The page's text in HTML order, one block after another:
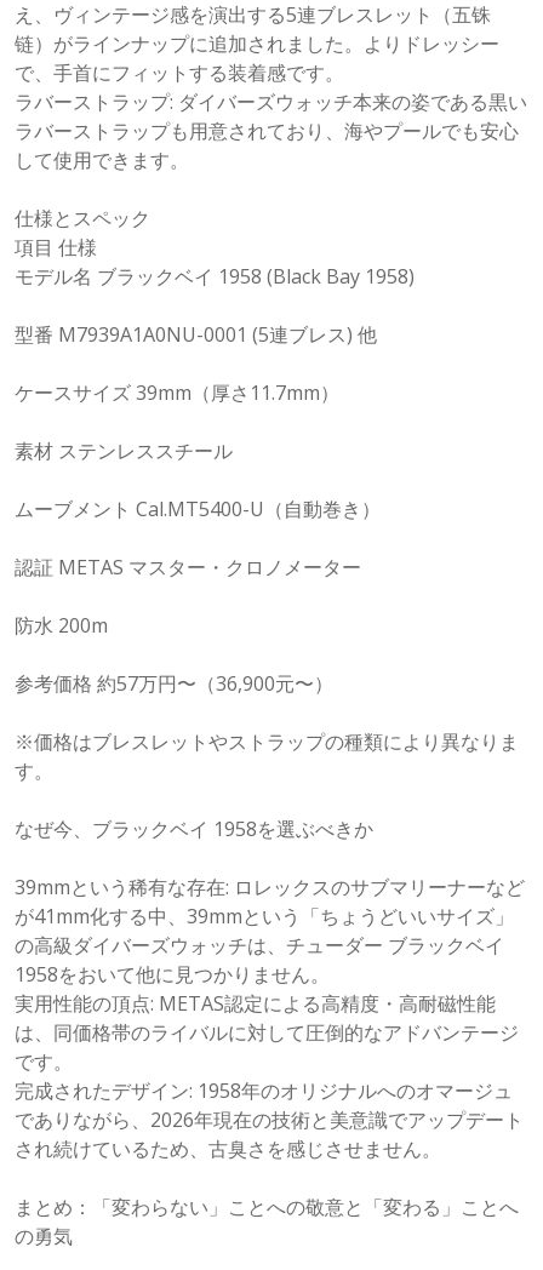
え、ヴィンテージ感を演出する5連ブレスレット（五铢
链）がラインナップに追加されました。よりドレッシー
で、手首にフィットする装着感です。
ラバーストラップ: ダイバーズウォッチ本来の姿である黒い
ラバーストラップも用意されており、海やプールでも安心
して使用できます。
仕様とスペック
項目 仕様
モデル名 ブラックベイ 1958 (Black Bay 1958)
型番 M7939A1A0NU-0001 (5連ブレス) 他
ケースサイズ 39mm（厚さ11.7mm）
素材 ステンレススチール
ムーブメント Cal.MT5400-U（自動巻き）
認証 METAS マスター・クロノメーター
防水 200m
参考価格 約57万円〜（36,900元〜）
※価格はブレスレットやストラップの種類により異なりま
す。
なぜ今、ブラックベイ 1958を選ぶべきか
39mmという稀有な存在: ロレックスのサブマリーナーなど
が41mm化する中、39mmという「ちょうどいいサイズ」
の高級ダイバーズウォッチは、チューダー ブラックベイ
1958をおいて他に見つかりません。
実用性能の頂点: METAS認定による高精度・高耐磁性能
は、同価格帯のライバルに対して圧倒的なアドバンテージ
です。
完成されたデザイン: 1958年のオリジナルへのオマージュ
でありながら、2026年現在の技術と美意識でアップデート
され続けているため、古臭さを感じさせません。
まとめ：「変わらない」ことへの敬意と「変わる」ことへ
の勇気